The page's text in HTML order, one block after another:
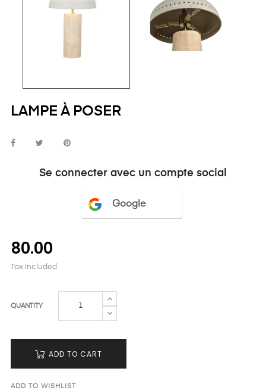
LAMPE À POSER
Se connecter avec un compte social
Google
80.00
Tax included
QUANTITY
ADD TO CART
ADD TO WISHLIST